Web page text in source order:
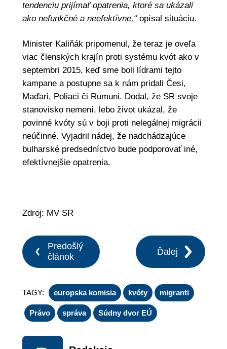
tendenciu prijímať opatrenia, ktoré sa ukázali
ako nefunkčné a neefektívne,“opísal situáciu.
Minister Kaliňák pripomenul, že teraz je oveľa
viac členských krajín proti systému kvót ako v
septembri 2015, keď sme boli lídrami tejto
kampane a postupne sa k nám pridali Česi,
Maďari, Poliaci či Rumuni. Dodal, že SR svoje
stanovisko nemení, lebo život ukázal, že
povinné kvóty sú v boji proti nelegálnej migrácii
neúčinné. Vyjadril nádej, že nadchádzajúce
bulharské predsedníctvo bude podporovať iné,
efektívnejšie opatrenia.
Zdroj: MV SR
Predošlý
článok
Ďalej
TAGY: europska komisia kvóty migranti
Právo správa Súdny dvor EÚ